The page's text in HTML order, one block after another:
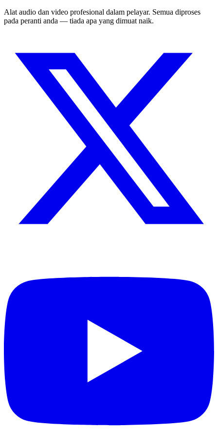
Alat audio dan video profesional dalam pelayar. Semua diproses
pada peranti anda — tiada apa yang dimuat naik.